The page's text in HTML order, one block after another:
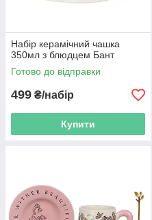
Набір керамічний чашка
350мл з блюдцем Бант
Готово до відправки
499 ₴/набір
Купити